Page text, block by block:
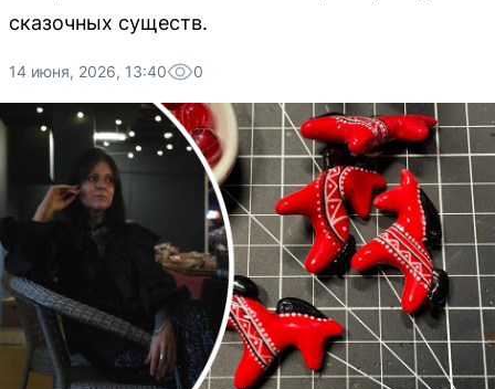
сказочных существ.
14 июня, 2026, 13:40 0